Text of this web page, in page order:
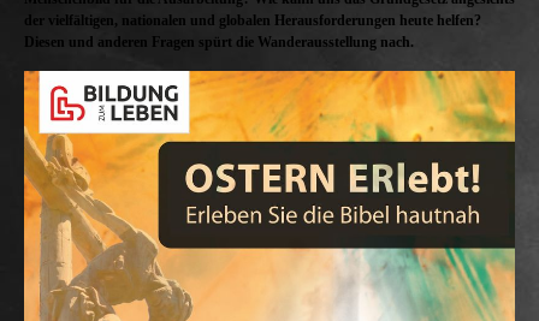
der vielfältigen, nationalen und globalen Herausforderungen heute helfen?
Diesen und anderen Fragen spürt die Wanderausstellung nach.